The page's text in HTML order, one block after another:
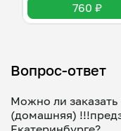
760 ₽
Вопрос-ответ
Можно ли
(домашняя)